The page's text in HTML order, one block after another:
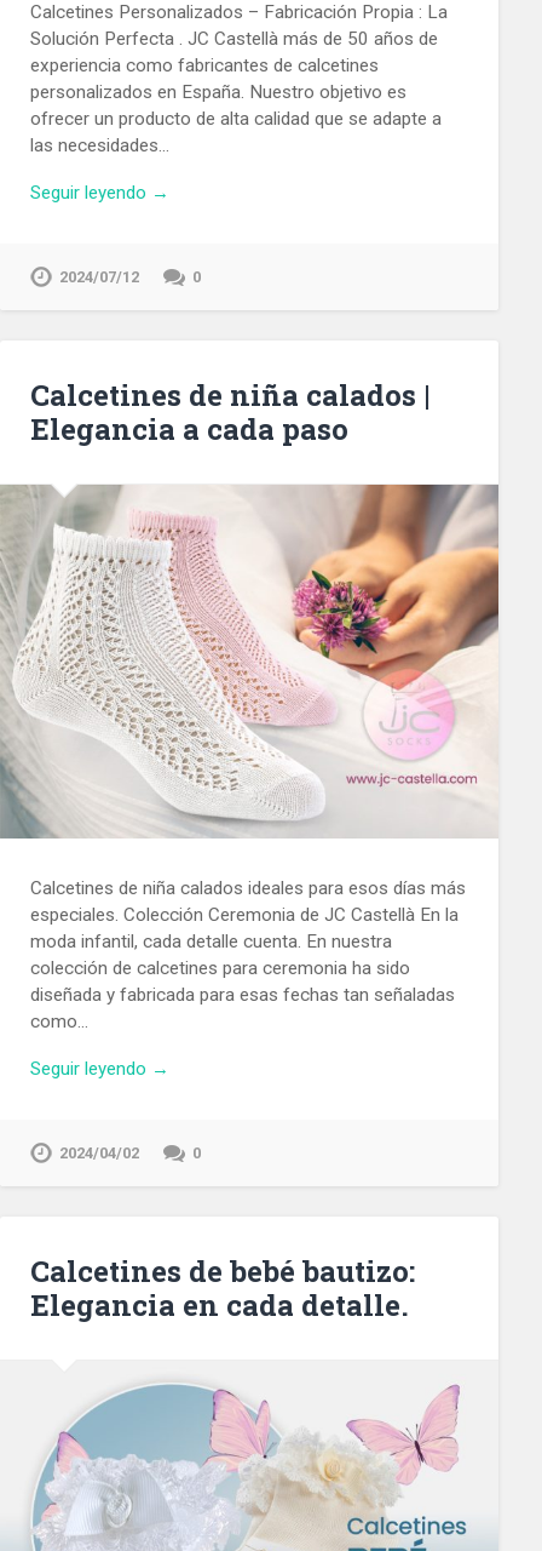
Calcetines Personalizados – Fabricación Propia : La
Solución Perfecta . JC Castellà más de 50 años de
experiencia como fabricantes de calcetines
personalizados en España. Nuestro objetivo es
ofrecer un producto de alta calidad que se adapte a
las necesidades…
Seguir leyendo →
2024/07/12 0
Calcetines de niña calados |
Elegancia a cada paso
Calcetines de niña calados ideales para esos días más
especiales. Colección Ceremonia de JC Castellà En la
moda infantil, cada detalle cuenta. En nuestra
colección de calcetines para ceremonia ha sido
diseñada y fabricada para esas fechas tan señaladas
como…
Seguir leyendo →
2024/04/02 0
Calcetines de bebé bautizo:
Elegancia en cada detalle.